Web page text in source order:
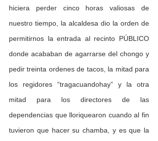
hiciera perder cinco horas valiosas de
nuestro tiempo, la alcaldesa dio la orden de
permitirnos la entrada al recinto PÚBLICO
donde acababan de agarrarse del chongo y
pedir treinta ordenes de tacos, la mitad para
los regidores “tragacuandohay” y la otra
mitad para los directores de las
dependencias que lloriquearon cuando al fin
tuvieron que hacer su chamba, y es que la